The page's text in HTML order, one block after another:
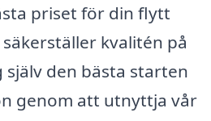
priset för din flytt
kvalitén på
själv den bästa starten
genom att utnyttja vår